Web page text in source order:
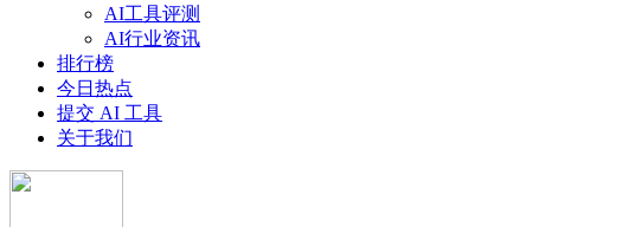
AI工具评测
AI行业资讯
排行榜
今日热点
提交 AI 工具
关于我们